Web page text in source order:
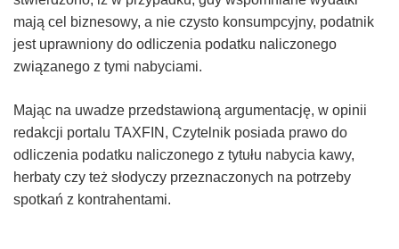
mają cel biznesowy, a nie czysto konsumpcyjny, podatnik
jest uprawniony do odliczenia podatku naliczonego
związanego z tymi nabyciami.
Mając na uwadze przedstawioną argumentację, w opinii
redakcji portalu TAXFIN, Czytelnik posiada prawo do
odliczenia podatku naliczonego z tytułu nabycia kawy,
herbaty czy też słodyczy przeznaczonych na potrzeby
spotkań z kontrahentami.